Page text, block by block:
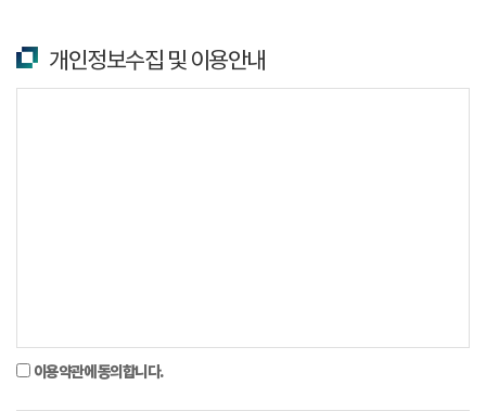
개인정보수집 및 이용안내
이용약관에 동의합니다.